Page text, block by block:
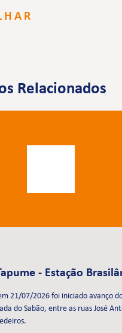
Relacionados
- Estação
21/07/2026 foi iniciado avanço
do Sabão, entre as ruas José